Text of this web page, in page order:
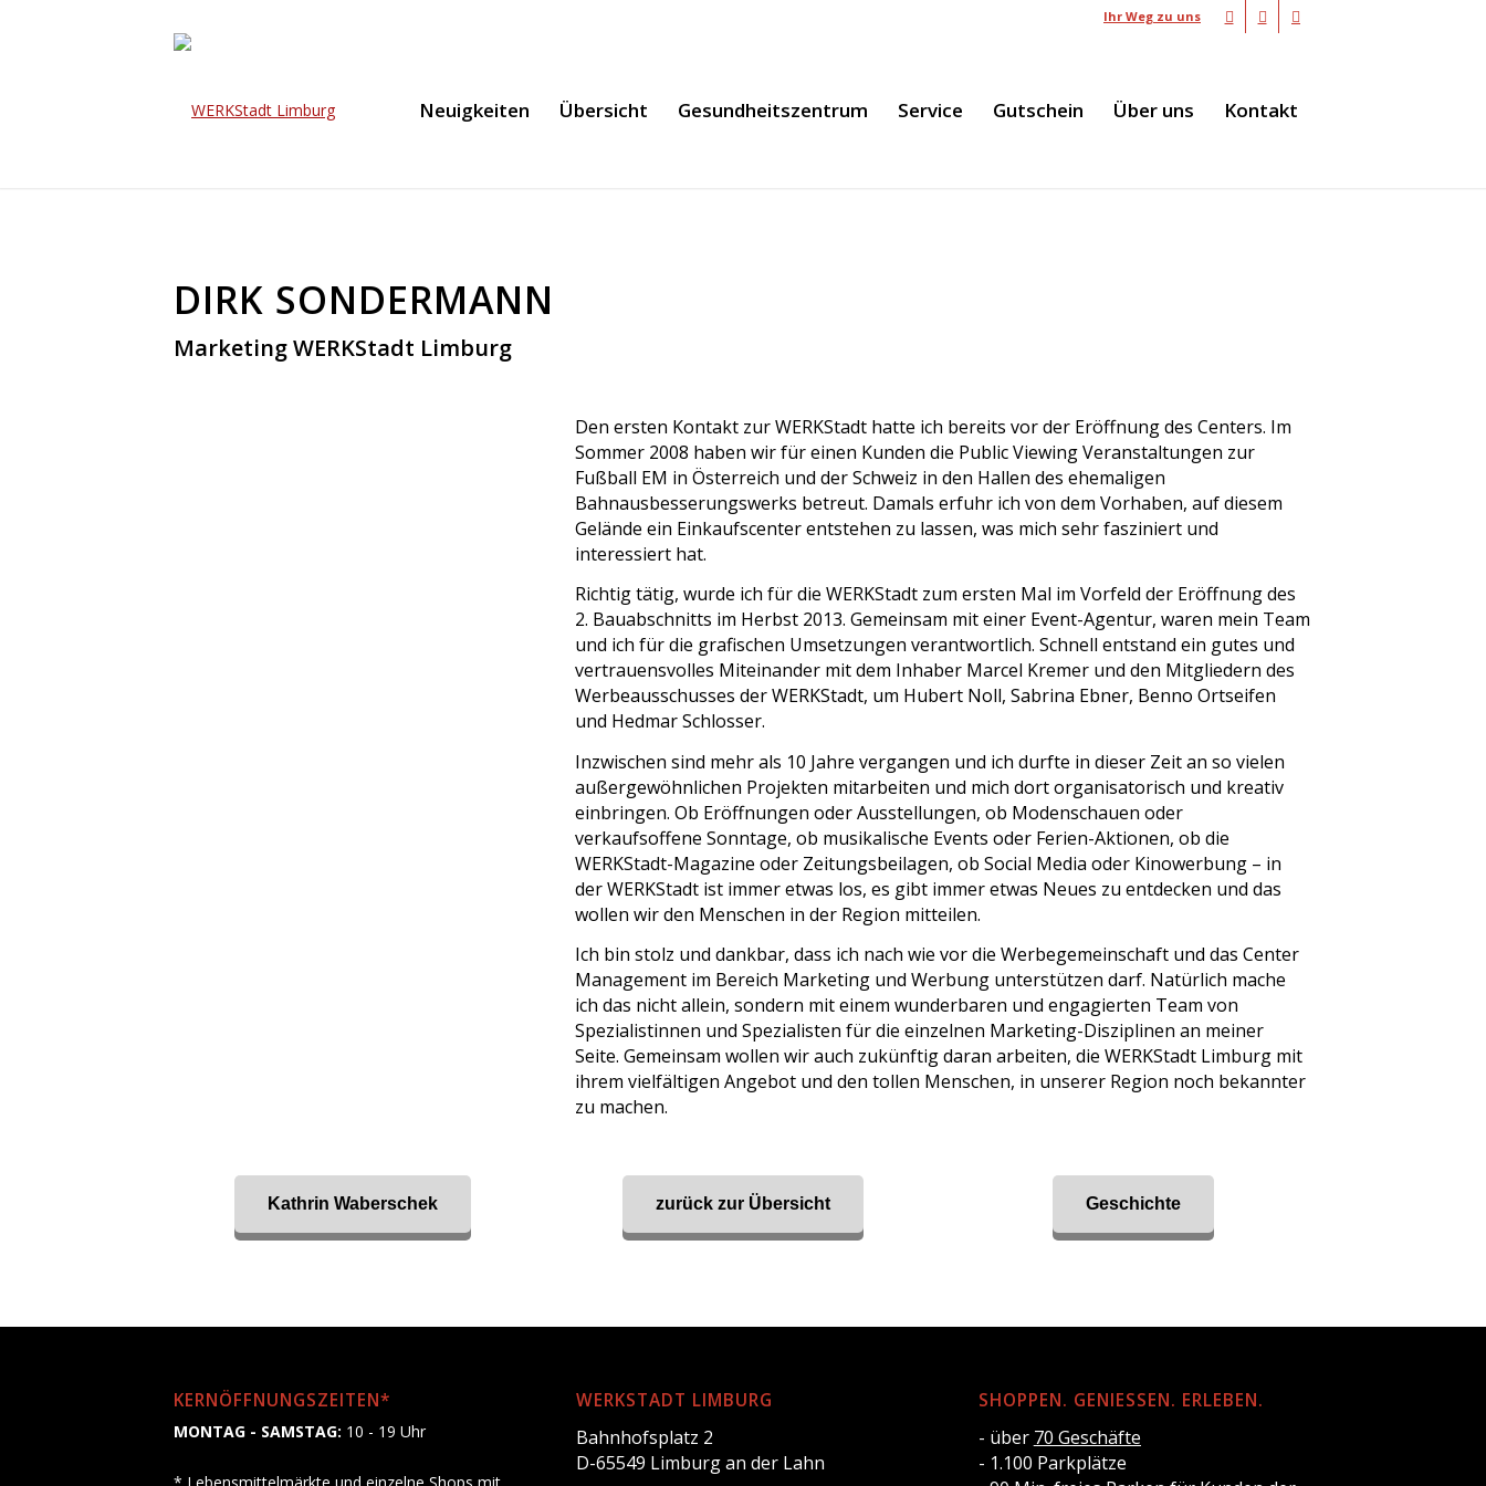
Ihr Weg zu uns
Neuigkeiten Übersicht Gesundheitszentrum Service Gutschein Über uns Kontakt
DIRK SONDERMANN
Marketing WERKStadt Limburg
Den ersten Kontakt zur WERKStadt hatte ich bereits vor der Eröffnung des Centers. Im
Sommer 2008 haben wir für einen Kunden die Public Viewing Veranstaltungen zur
Fußball EM in Österreich und der Schweiz in den Hallen des ehemaligen
Bahnausbesserungswerks betreut. Damals erfuhr ich von dem Vorhaben, auf diesem
Gelände ein Einkaufscenter entstehen zu lassen, was mich sehr fasziniert und
interessiert hat.
Richtig tätig, wurde ich für die WERKStadt zum ersten Mal im Vorfeld der Eröffnung des
2. Bauabschnitts im Herbst 2013. Gemeinsam mit einer Event-Agentur, waren mein Team
und ich für die grafischen Umsetzungen verantwortlich. Schnell entstand ein gutes und
vertrauensvolles Miteinander mit dem Inhaber Marcel Kremer und den Mitgliedern des
Werbeausschusses der WERKStadt, um Hubert Noll, Sabrina Ebner, Benno Ortseifen
und Hedmar Schlosser.
Inzwischen sind mehr als 10 Jahre vergangen und ich durfte in dieser Zeit an so vielen
außergewöhnlichen Projekten mitarbeiten und mich dort organisatorisch und kreativ
einbringen. Ob Eröffnungen oder Ausstellungen, ob Modenschauen oder
verkaufsoffene Sonntage, ob musikalische Events oder Ferien-Aktionen, ob die
WERKStadt-Magazine oder Zeitungsbeilagen, ob Social Media oder Kinowerbung – in
der WERKStadt ist immer etwas los, es gibt immer etwas Neues zu entdecken und das
wollen wir den Menschen in der Region mitteilen.
Ich bin stolz und dankbar, dass ich nach wie vor die Werbegemeinschaft und das Center
Management im Bereich Marketing und Werbung unterstützen darf. Natürlich mache
ich das nicht allein, sondern mit einem wunderbaren und engagierten Team von
Spezialistinnen und Spezialisten für die einzelnen Marketing-Disziplinen an meiner
Seite. Gemeinsam wollen wir auch zukünftig daran arbeiten, die WERKStadt Limburg mit
ihrem vielfältigen Angebot und den tollen Menschen, in unserer Region noch bekannter
zu machen.
Kathrin Waberschek zurück zur Übersicht Geschichte
KERNÖFFNUNGSZEITEN*
MONTAG - SAMSTAG: 10 - 19 Uhr
WERKSTADT LIMBURG
Bahnhofsplatz 2
D-65549 Limburg an der Lahn
SHOPPEN. GENIESSEN. ERLEBEN.
- über 70 Geschäfte
- 1.100 Parkplätze